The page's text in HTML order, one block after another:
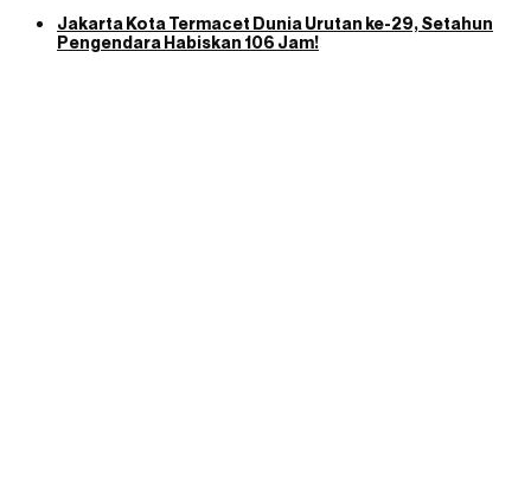
Jakarta Kota Termacet Dunia Urutan ke-29, Setahun
Pengendara Habiskan 106 Jam!